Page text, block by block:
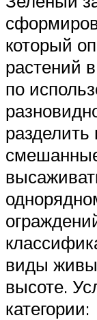
который
растений
по
виды
высоте.
категории: